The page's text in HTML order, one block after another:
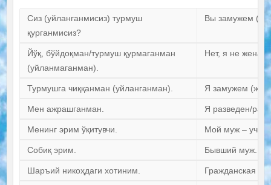
Сиз (уйланганмисиз) турмуш
қурганмисиз?
Вы замужем
Йўқ, бўйдоқман/турмуш қурмаганман
(уйланмаганман).
Нет, я не женат
Турмушга чиққанман (уйланганман). Я замужем
Мен ажрашганман. Я разведен/
Менинг эрим ўқитувчи. Мой муж –
Собиқ эрим. Бывший муж.
Шаръий никоҳдаги хотиним. Гражданская